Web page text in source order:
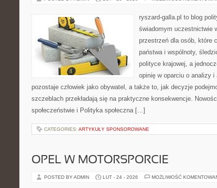
ryszard-galla.pl to blog
świadomym uczestnictwie
przestrzeń dla osób, które
państwa i wspólnoty,
polityce krajowej, a
opinię w oparciu o analizy
pozostaje człowiek jako obywatel, a także to, jak decyzje
szczeblach przekładają się na praktyczne konsekwencje.
społeczeństwie i Polityka społeczna […]
CATEGORIES: ARTYKUŁY SPONSOROWANE
OPEL W MOTORSPORCIE
POSTED BY ADMIN LUT - 24 - 2026 MOŻLIWOŚĆ